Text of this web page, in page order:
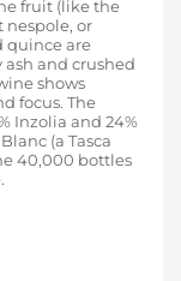
fruit (like the
nespole, or
quince are
and crushed
shows
focus. The
Inzolia and 24%
(a Tasca
40,000 bottles